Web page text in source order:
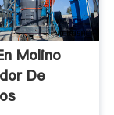
Molino
De